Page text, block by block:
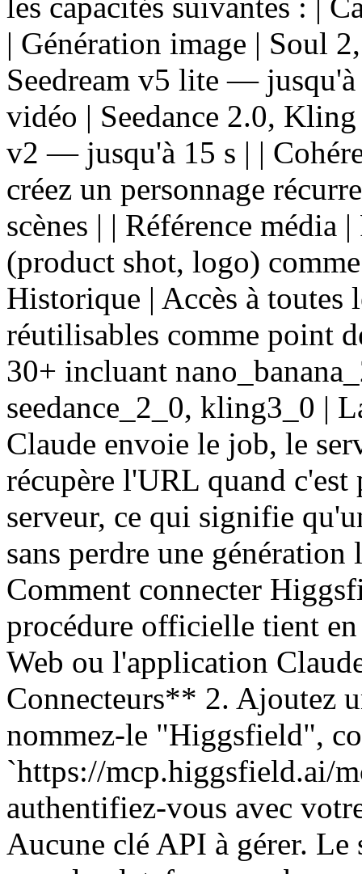
| Génération image | Soul
Seedream v5 lite —
vidéo | Seedance 2.0,
v2 — jusqu'à 15 s | |
créez un personnage
scènes | | Référence média
(product shot, logo)
Historique | Accès à toutes
réutilisables comme point
30+ incluant
seedance_2_0, kling3_0 |
Claude envoie le job, le
récupère l'URL quand c'est
serveur, ce qui signifie
sans perdre une
Comment connecter
procédure officielle tient
Web ou l'application
Connecteurs** 2. Ajoutez
nommez-le "Higgsfield",
`https://mcp.higgsfield.ai/
authentifiez-vous avec
Aucune clé API à gérer. Le